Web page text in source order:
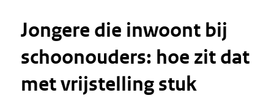
Jongere die inwoont bij
schoonouders: hoe zit dat
met vrijstelling stuk